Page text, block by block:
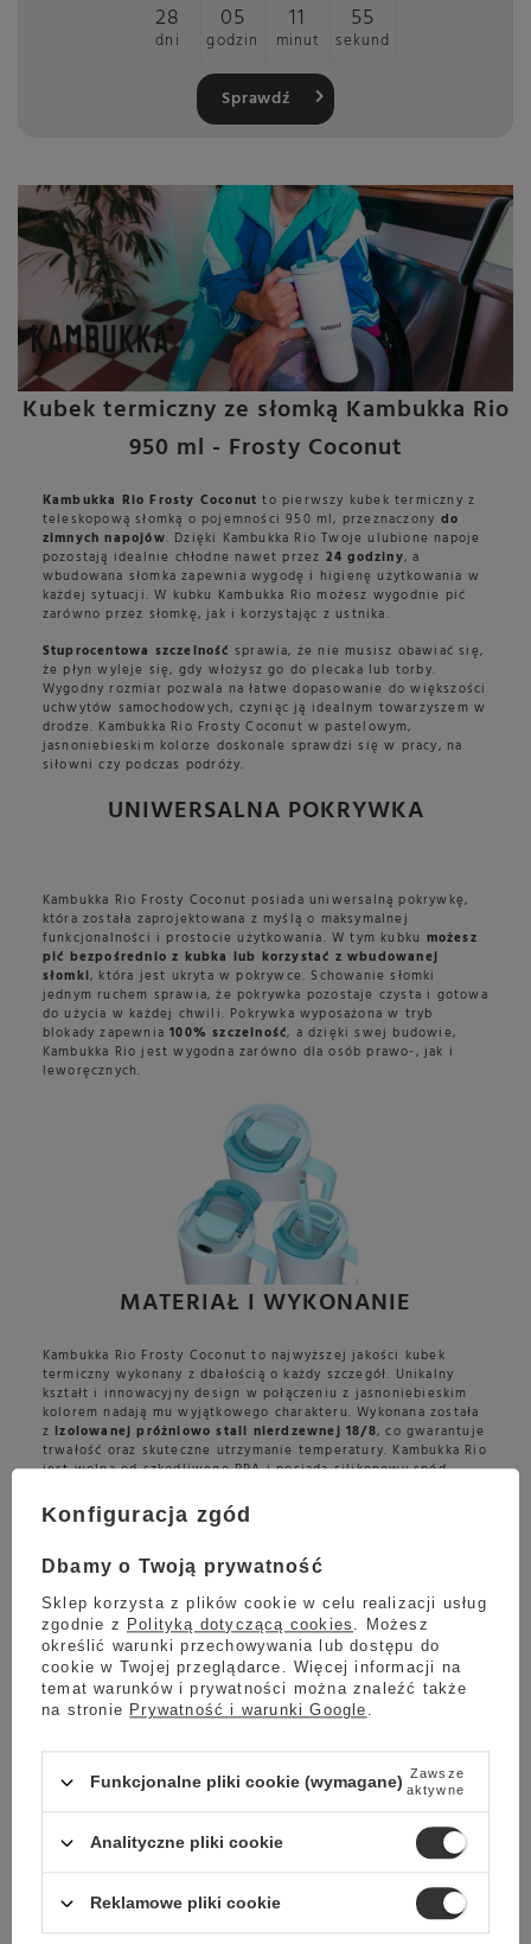
28
dni
05
godzin
11
minut
55
sekund
Sprawdź
Kubek termiczny ze słomką Kambukka Rio
950 ml - Frosty Coconut
Kambukka Rio Frosty Coconut to pierwszy kubek termiczny z
teleskopową słomką o pojemności 950 ml, przeznaczony do
zimnych napojów. Dzięki Kambukka Rio Twoje ulubione napoje
pozostają idealnie chłodne nawet przez 24 godziny, a
wbudowana słomka zapewnia wygodę i higienę użytkowania w
każdej sytuacji. W kubku Kambukka Rio możesz wygodnie pić
zarówno przez słomkę, jak i korzystając z ustnika.
Stuprocentowa szczelność sprawia, że nie musisz obawiać się,
że płyn wyleje się, gdy włożysz go do plecaka lub torby.
Wygodny rozmiar pozwala na łatwe dopasowanie do większości
uchwytów samochodowych, czyniąc ją idealnym towarzyszem w
drodze. Kambukka Rio Frosty Coconut w pastelowym,
jasnoniebieskim kolorze doskonale sprawdzi się w pracy, na
siłowni czy podczas podróży.
UNIWERSALNA POKRYWKA
Kambukka Rio Frosty Coconut posiada uniwersalną pokrywkę,
która została zaprojektowana z myślą o maksymalnej
funkcjonalności i prostocie użytkowania. W tym kubku możesz
pić bezpośrednio z kubka lub korzystać z wbudowanej
słomki, która jest ukryta w pokrywce. Schowanie słomki
jednym ruchem sprawia, że pokrywka pozostaje czysta i gotowa
do użycia w każdej chwili. Pokrywka wyposażona w tryb
blokady zapewnia100% szczelność, a dzięki swej budowie,
Kambukka Rio jest wygodna zarówno dla osób prawo-, jak i
leworęcznych.
MATERIAŁ I WYKONANIE
Kambukka Rio Frosty Coconut to najwyższej jakości kubek
termiczny wykonany z dbałością o każdy szczegół. Unikalny
kształt i innowacyjny design w połączeniu z jasnoniebieskim
kolorem nadają mu wyjątkowego charakteru. Wykonana została
zizolowanej próżniowo stali nierdzewnej 18/8, co gwarantuje
trwałość oraz skuteczne utrzymanie temperatury. Kambukka Rio
jest wolna od szkodliwego BPA i posiada silikonowy spód,
stabilność. Duża rączka jest wygodna w trzymaniu. Kubek z
powodzeniem możemy umyć w zmywarce. Kambukka Rio Frosty
wycieczek, treningów czy po prostu w pracy.
Kubek został stworzony przede wszystkim do zimnych napojów,
jednak możesz trzymać w nim napoje ciepłe,
o temperaturze
nieprzekraczającej 60°C.
Konfiguracja zgód
Dbamy o Twoją prywatność
Sklep korzysta z plików cookie w celu realizacji usług
zgodnie z Polityką dotyczącą cookies . Możesz
określić warunki przechowywania lub dostępu do
cookie w Twojej przeglądarce. Więcej informacji na
temat warunków i prywatności można znaleźć także
na stronie Prywatność i warunki Google .
Funkcjonalne pliki cookie (wymagane) Zawsze
aktywne
Analityczne pliki cookie
Reklamowe pliki cookie